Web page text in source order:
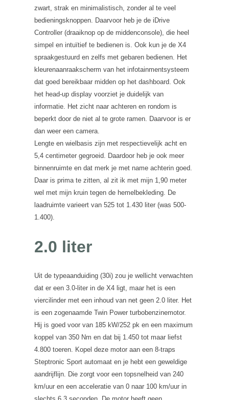
zwart, strak en minimalistisch, zonder al te veel
bedieningsknoppen. Daarvoor heb je de iDrive
Controller (draaiknop op de middenconsole), die heel
simpel en intuïtief te bedienen is. Ook kun je de X4
spraakgestuurd en zelfs met gebaren bedienen. Het
kleurenaanraakscherm van het infotainmentsysteem
dat goed bereikbaar midden op het dashboard. Ook
het head-up display voorziet je duidelijk van
informatie. Het zicht naar achteren en rondom is
beperkt door de niet al te grote ramen. Daarvoor is er
dan weer een camera.
Lengte en wielbasis zijn met respectievelijk acht en
5,4 centimeter gegroeid. Daardoor heb je ook meer
binnenruimte en dat merk je met name achterin goed.
Daar is prima te zitten, al zit ik met mijn 1,90 meter
wel met mijn kruin tegen de hemelbekleding. De
laadruimte varieert van 525 tot 1.430 liter (was 500-
1.400).
2.0 liter
Uit de typeaanduiding (30i) zou je wellicht verwachten
dat er een 3.0-liter in de X4 ligt, maar het is een
viercilinder met een inhoud van net geen 2.0 liter. Het
is een zogenaamde Twin Power turbobenzinemotor.
Hij is goed voor van 185 kW/252 pk en een maximum
koppel van 350 Nm en dat bij 1.450 tot maar liefst
4.800 toeren. Kopel deze motor aan een 8-traps
Steptronic Sport automaat en je hebt een geweldige
aandrijflijn. Die zorgt voor een topsnelheid van 240
km/uur en een acceleratie van 0 naar 100 km/uur in